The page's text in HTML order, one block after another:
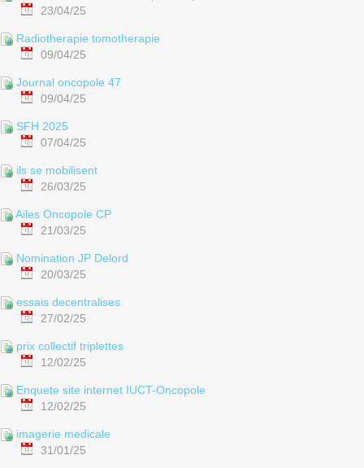
23/04/25
Radiotherapie tomotherapie
09/04/25
Journal oncopole 47
09/04/25
SFH 2025
07/04/25
ils se mobilisent
26/03/25
Ailes Oncopole CP
21/03/25
Nomination JP Delord
20/03/25
essais decentralises
27/02/25
prix collectif triplettes
12/02/25
Enquete site internet IUCT-Oncopole
12/02/25
imagerie medicale
31/01/25